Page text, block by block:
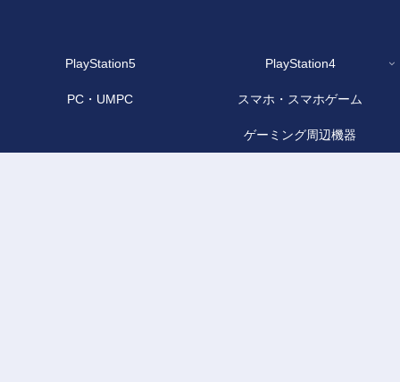
PlayStation5 PlayStation4
PC・UMPC スマホ・スマホゲーム
ゲーミング周辺機器